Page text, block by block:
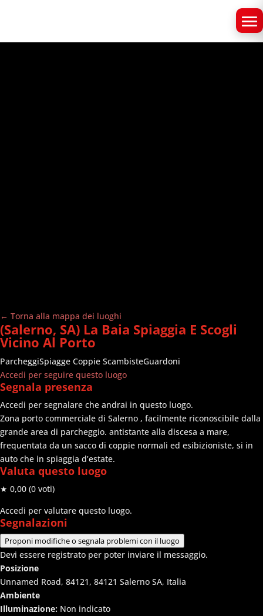
← Torna alla mappa dei luoghi
(Salerno, SA) La Baia Spiaggia E Scogli
Vicino Al Porto
ParcheggiSpiagge Coppie ScambisteGuardoni
Accedi per seguire questo luogo
Segnala presenza
Accedi per segnalare che andrai in questo luogo.
Zona porto commerciale di Salerno , facilmente riconoscibile dalla
grande area di parcheggio. antistante alla discesa a mare,
frequentata da un sacco di coppie normali ed esibizioniste, si in
auto che in spiaggia d’estate.
Valuta questo luogo
★ 0,00 (0 voti)
Accedi per valutare questo luogo.
Segnalazioni
Proponi modifiche o segnala problemi con il luogo
Devi essere registrato per poter inviare il messaggio.
Posizione
Unnamed Road, 84121, 84121 Salerno SA, Italia
Ambiente
Illuminazione: Non indicato